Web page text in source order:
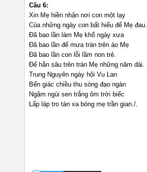
Câu 6:
Xin Mẹ hiền nhận nơi con một lạy
Của những ngày con bất hiếu để Mẹ đau.
Đã bao lần làm Mẹ khổ ngày xưa
Đã bao lần để mưa tràn trên áo Mẹ
Đã bao lần con lỗi lầm non trẻ.
Để hằn sâu trên trán Mẹ những năm dài.
Trung Nguyên ngày hội Vu Lan
Bến giác chiều thu sóng đạo ngàn
Ngậm ngùi sen trắng ôm trời biếc
Lấp láp tro tàn xa bóng mẹ trần gian./.